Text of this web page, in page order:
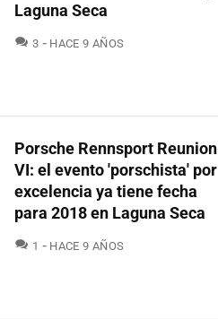
Laguna Seca
3 COMENTARIOS
HACE 9 AÑOS
Porsche Rennsport Reunion
VI: el evento 'porschista' por
excelencia ya tiene fecha
para 2018 en Laguna Seca
1 COMENTARIOS
HACE 9 AÑOS